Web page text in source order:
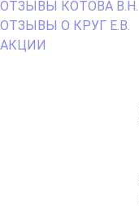
ОТЗЫВЫ КОТОВА В.Н.
ОТЗЫВЫ О КРУГ Е.В.
АКЦИИ